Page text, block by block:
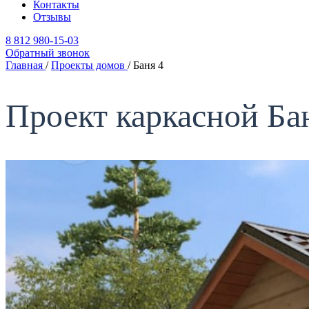
Контакты
Отзывы
8 812 980-15-03
Обратный звонок
Главная / Проекты домов / Баня 4
Проект каркасной